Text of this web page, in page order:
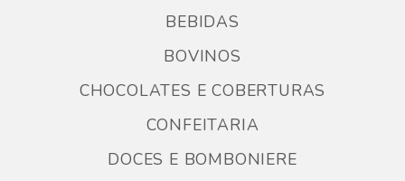
BEBIDAS
BOVINOS
CHOCOLATES E COBERTURAS
CONFEITARIA
DOCES E BOMBONIERE